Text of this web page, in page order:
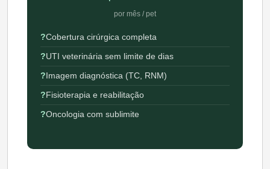
por mês / pet
Cobertura cirúrgica completa
UTI veterinária sem limite de dias
Imagem diagnóstica (TC, RNM)
Fisioterapia e reabilitação
Oncologia com sublimite